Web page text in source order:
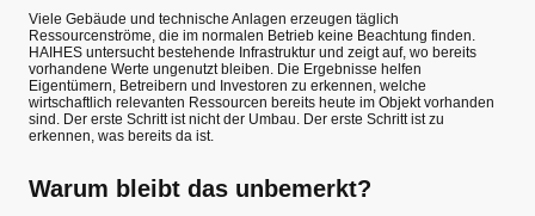
Viele Gebäude und technische Anlagen erzeugen täglich
Ressourcenströme, die im normalen Betrieb keine Beachtung finden.
HAIHES untersucht bestehende Infrastruktur und zeigt auf, wo bereits
vorhandene Werte ungenutzt bleiben. Die Ergebnisse helfen
Eigentümern, Betreibern und Investoren zu erkennen, welche
wirtschaftlich relevanten Ressourcen bereits heute im Objekt vorhanden
sind. Der erste Schritt ist nicht der Umbau. Der erste Schritt ist zu
erkennen, was bereits da ist.
Warum bleibt das unbemerkt?